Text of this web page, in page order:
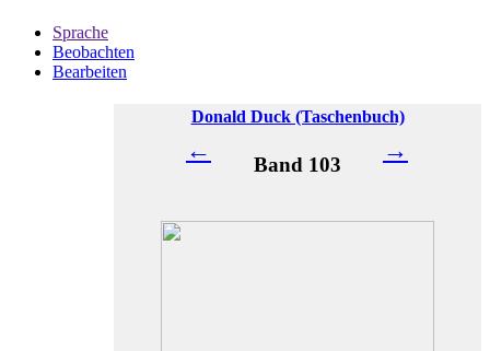
Sprache
Beobachten
Bearbeiten
Donald Duck (Taschenbuch)
←
Band 103
→